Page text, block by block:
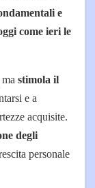
e
come ieri le
stimola il
e a
acquisite.
degli
personale